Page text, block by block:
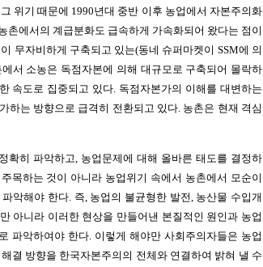
위기 때문에 1990년대 중반 이후 농업에서 자본주의화
촌에서의 계급분화도 급속하게 가속화되어 왔다는 점이
무자비하게 구축되고 있는(동네 슈퍼마켓이 SSM에 의
서 소농은 독점자본에 의해 대규모로 구축되어 몰락하
속도로 집중되고 있다. 독점자본가의 이해를 대변하는
하는 방향으로 급격히 전환되고 있다. 농촌은 현재 격심
확히 파악하고, 농업문제에 대해 올바른 태도를 결정하
목하는 것이 아니라 농업위기 속에서 농촌에서 모순이
악해야 한다. 즉, 농업의 불균형한 발전, 농산물 수입개
아니라 이러한 현상을 만들어낸 본질적인 원인과 농업
파악하여야 한다. 이렇게 해야만 사회주의자들은 농업
결 방향을 한국자본주의의 전체와 연결하여 밝혀 낼 수